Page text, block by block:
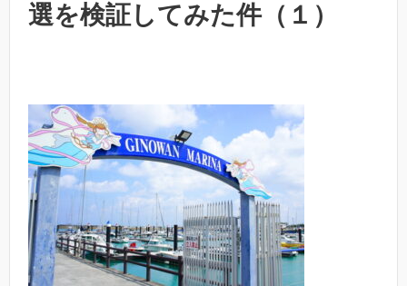
選を検証してみた件（１）